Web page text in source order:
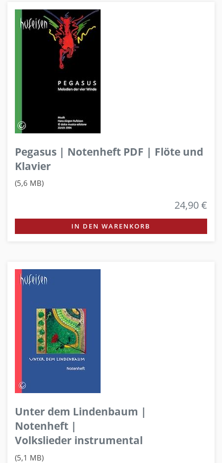
Pegasus | Notenheft PDF | Flöte und
Klavier
(5,6 MB)
24,90 €
IN DEN WARENKORB
Unter dem Lindenbaum |
Notenheft |
Volkslieder instrumental
(5,1 MB)